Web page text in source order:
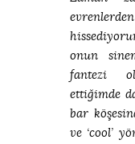
onun
fantezi
ettiğimde
bar
ve ‘cool’